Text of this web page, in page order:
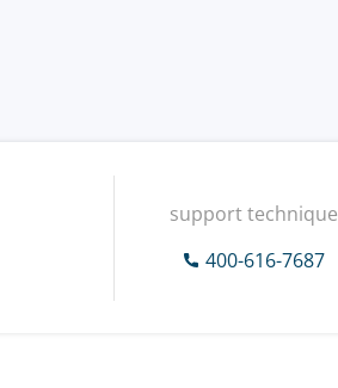
support technique
400-616-7687